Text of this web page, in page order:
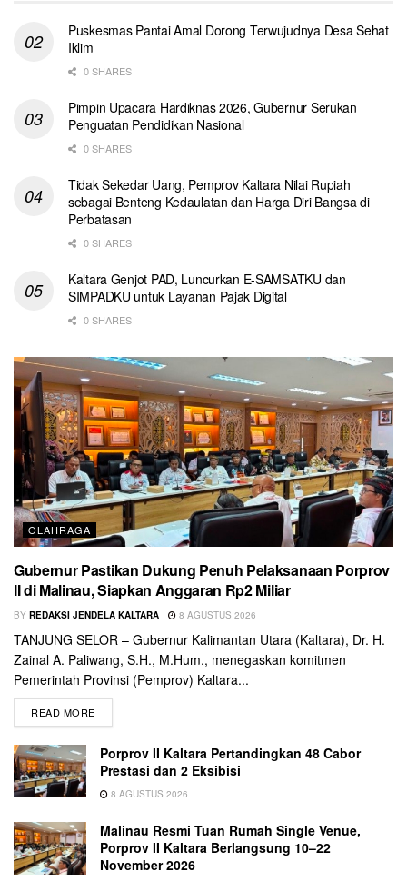
Puskesmas Pantai Amal Dorong Terwujudnya Desa Sehat
Iklim
0 SHARES
Pimpin Upacara Hardiknas 2026, Gubernur Serukan
Penguatan Pendidikan Nasional
0 SHARES
Tidak Sekedar Uang, Pemprov Kaltara Nilai Rupiah
sebagai Benteng Kedaulatan dan Harga Diri Bangsa di
Perbatasan
0 SHARES
Kaltara Genjot PAD, Luncurkan E-SAMSATKU dan
SIMPADKU untuk Layanan Pajak Digital
0 SHARES
OLAHRAGA
Gubernur Pastikan Dukung Penuh Pelaksanaan Porprov
II di Malinau, Siapkan Anggaran Rp2 Miliar
BY REDAKSI JENDELA KALTARA 8 AGUSTUS 2026
TANJUNG SELOR – Gubernur Kalimantan Utara (Kaltara), Dr. H.
Zainal A. Paliwang, S.H., M.Hum., menegaskan komitmen
Pemerintah Provinsi (Pemprov) Kaltara...
READ MORE
Porprov II Kaltara Pertandingkan 48 Cabor
Prestasi dan 2 Eksibisi
8 AGUSTUS 2026
Malinau Resmi Tuan Rumah Single Venue,
Porprov II Kaltara Berlangsung 10–22
November 2026